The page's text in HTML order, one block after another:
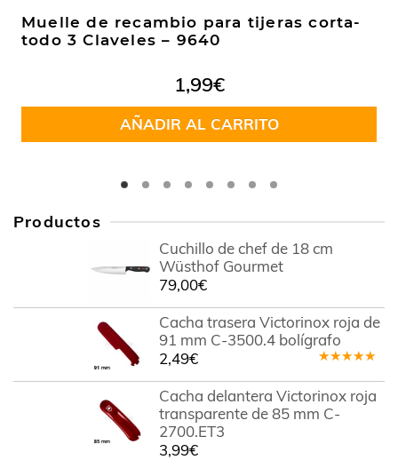
Muelle de recambio para tijeras corta-
todo 3 Claveles – 9640
1,99€
AÑADIR AL CARRITO
Productos
Cuchillo de chef de 18 cm
Wüsthof Gourmet
79,00€
Cacha trasera Victorinox roja de
91 mm C-3500.4 bolígrafo
en5.00de
5
2,49€
Cacha delantera Victorinox roja
transparente de 85 mm C-
2700.ET3
3,99€